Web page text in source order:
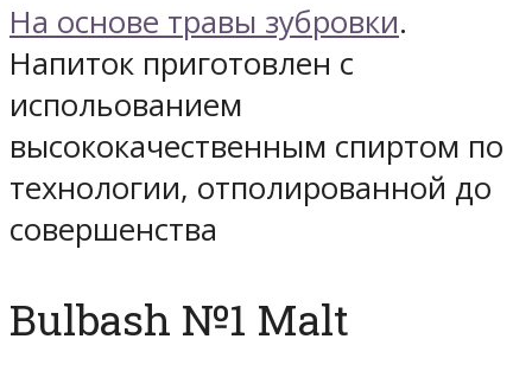
На основе травы зубровки.
Напиток приготовлен с
испольованием
высококачественным спиртом по
технологии, отполированной до
совершенства
Bulbash №1 Malt